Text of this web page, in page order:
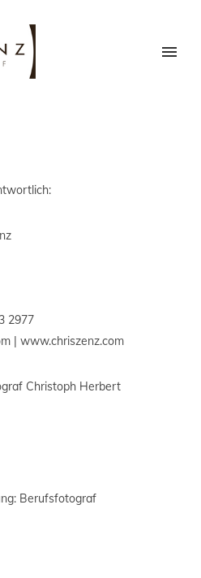
2977
| www.chriszenz.com
Christoph Herbert
Berufsfotograf